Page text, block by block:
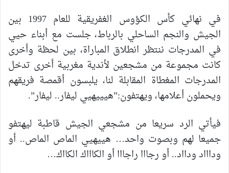
في نهائي كأس الكؤوس الغفريقية للعام 1997 بين
الجيش والنجم الساحلي بالرباط، جلست مع أبناء حيي
في المدرجات ننتظر انطلاق المباراة، بين لحظة وأخرى
كانت مجموعة من مشجعين لأندية مغربية أخرى تدخل
المدرجات المغطاة المقابلة لنا، يلبسون أقمصة فريقهم
ويحملون أعلامها، ويهتفون:”هيييهيي ليفار.. ليفار”.
فيأتي الرد سريعا من مشجعي الجيش قاطبة ليهتفو
جميعا لهم وبصوت واحد… هييهيي الماص الماص.. أو
وداااد ودااد.. أو رجااا راجااا أو الكاااك الكااك…